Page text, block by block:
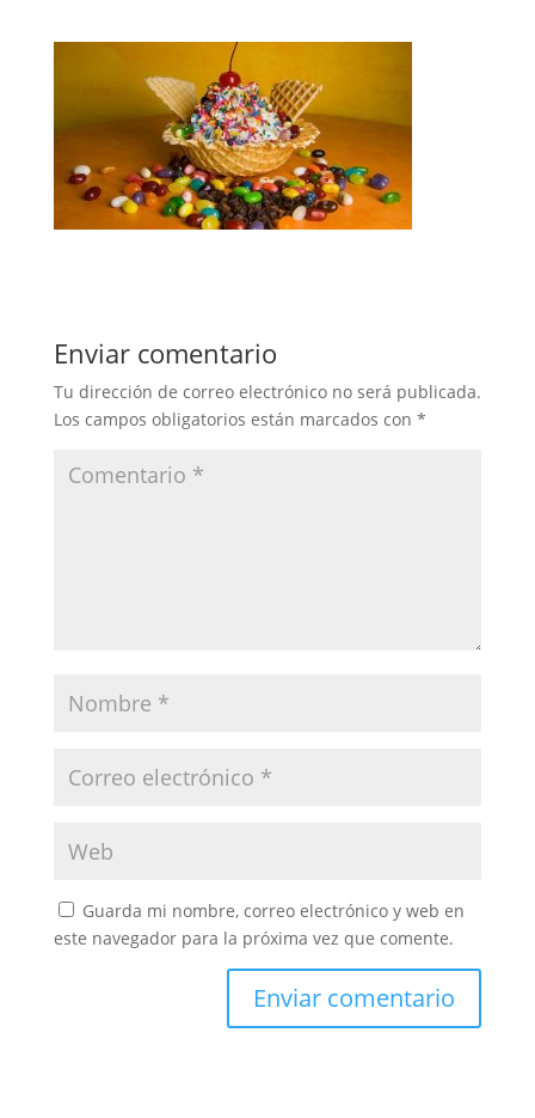
Enviar comentario
Tu dirección de correo electrónico no será publicada.
Los campos obligatorios están marcados con *
Guarda mi nombre, correo electrónico y web en
este navegador para la próxima vez que comente.